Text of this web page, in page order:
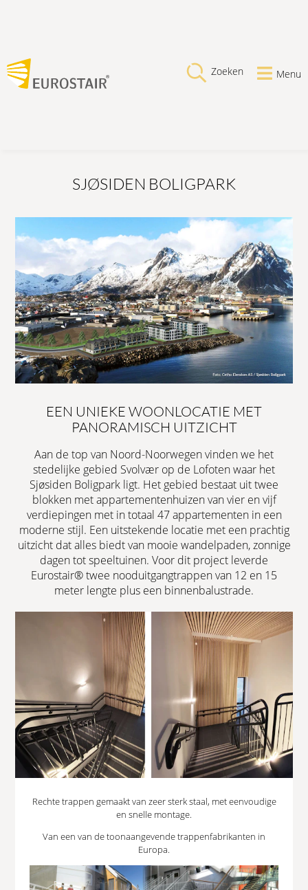
Zoeken Menu
SJØSIDEN BOLIGPARK
EEN UNIEKE WOONLOCATIE MET
PANORAMISCH UITZICHT
Aan de top van Noord-Noorwegen vinden we het
stedelijke gebied Svolvær op de Lofoten waar het
Sjøsiden Boligpark ligt. Het gebied bestaat uit twee
blokken met appartementenhuizen van vier en vijf
verdiepingen met in totaal 47 appartementen in een
moderne stijl. Een uitstekende locatie met een prachtig
uitzicht dat alles biedt van mooie wandelpaden, zonnige
dagen tot speeltuinen. Voor dit project leverde
Eurostair® twee nooduitgangtrappen van 12 en 15
meter lengte plus een binnenbalustrade.
Rechte trappen gemaakt van zeer sterk staal, met eenvoudige
en snelle montage.
Van een van de toonaangevende trappenfabrikanten in
Europa.